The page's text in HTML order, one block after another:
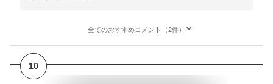
全てのおすすめコメント（2件）
10